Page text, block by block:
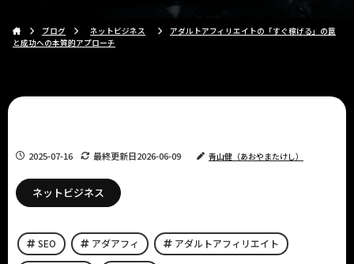
ブログ ネットビジネス
アダルトアフィリエイトの「すぐ稼げる」の罠
と成功への本質的アプローチ
2025-07-16 最終更新日2026-06-09 青山健（あおやまたけし）
ネットビジネス
SEO アダアフィ アダルトアフィリエイト